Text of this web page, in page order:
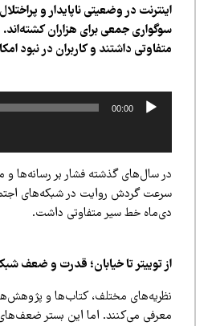
اینترنت در وضعیتی ناپایدار و
سوگواری جمعی برای هزاران
متفاوتی داشتند و کاربران در نبود
پخش‌کننده00:00
در سال‌های گذشته فشار بر رسانه‌ها
سرعت گردش روایت در شبکه‌های
دی‌ماه خط سیر متفاوتی داشت.
از توییتر تا خیابان؛ قدرت و ضعف
نظریه‌های مختلف، کتاب‌ها و
معرفی می‌کنند. اما این بستر